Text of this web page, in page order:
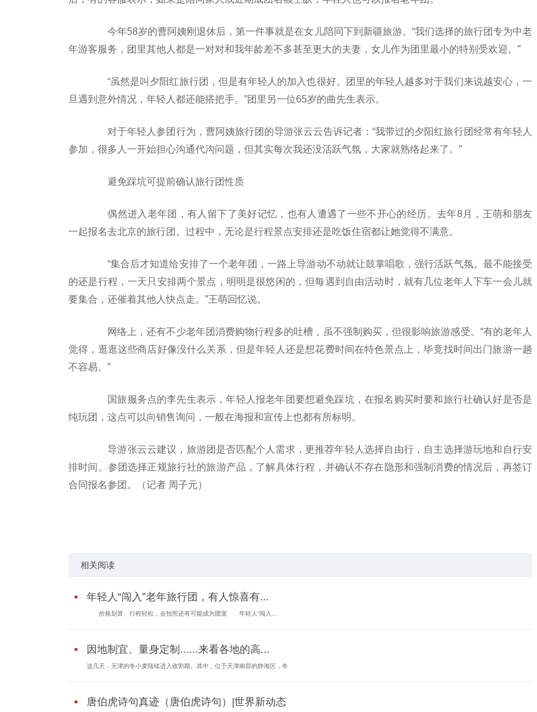
今年58岁的曹阿姨刚退休后，第一件事就是在女儿陪同下到新疆旅游。“我们选择的旅行团专为中老
年游客服务，团里其他人都是一对对和我年龄差不多甚至更大的夫妻，女儿作为团里最小的特别受欢迎。”
“虽然是叫夕阳红旅行团，但是有年轻人的加入也很好。团里的年轻人越多对于我们来说越安心，一
旦遇到意外情况，年轻人都还能搭把手。”团里另一位65岁的曲先生表示。
对于年轻人参团行为，曹阿姨旅行团的导游张云云告诉记者：“我带过的夕阳红旅行团经常有年轻人
参加，很多人一开始担心沟通代沟问题，但其实每次我还没活跃气氛，大家就熟络起来了。”
避免踩坑可提前确认旅行团性质
偶然进入老年团，有人留下了美好记忆，也有人遭遇了一些不开心的经历。去年8月，王萌和朋友
一起报名去北京的旅行团。过程中，无论是行程景点安排还是吃饭住宿都让她觉得不满意。
“集合后才知道给安排了一个老年团，一路上导游动不动就让鼓掌唱歌，强行活跃气氛。最不能接受
的还是行程，一天只安排两个景点，明明是很悠闲的，但每遇到自由活动时，就有几位老年人下车一会儿就
要集合，还催着其他人快点走。”王萌回忆说。
网络上，还有不少老年团消费购物行程多的吐槽，虽不强制购买，但很影响旅游感受。“有的老年人
觉得，逛逛这些商店好像没什么关系，但是年轻人还是想花费时间在特色景点上，毕竟找时间出门旅游一趟
不容易。”
国旅服务点的李先生表示，年轻人报老年团要想避免踩坑，在报名购买时要和旅行社确认好是否是
纯玩团，这点可以向销售询问，一般在海报和宣传上也都有所标明。
导游张云云建议，旅游团是否匹配个人需求，更推荐年轻人选择自由行，自主选择游玩地和自行安
排时间。参团选择正规旅行社的旅游产品，了解具体行程，并确认不存在隐形和强制消费的情况后，再签订
合同报名参团。（记者 周子元）
相关阅读
年轻人“闯入”老年旅行团，有人惊喜有...
价格划算、行程轻松，会拍照还有可能成为团宠 年轻人“闯入...
因地制宜、量身定制......来看各地的高...
这几天，天津的冬小麦陆续进入收割期。其中，位于天津南部的静海区，冬
唐伯虎诗句真迹（唐伯虎诗句）|世界新动态